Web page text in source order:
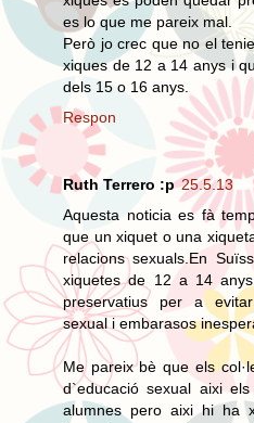
es lo que me pareix mal.
Però jo crec que no el
xiques de 12 a 14 anys i
dels 15 o 16 anys.
Respon
Ruth Terrero :p 25.5.13
Aquesta noticia es fà
que un xiquet o una
relacions sexuals.En
xiquetes de 12 a 14
preservatius per a
sexual i embarasos
Me pareix bè que els
d`educació sexual aixi
alumnes pero aixi hi ha